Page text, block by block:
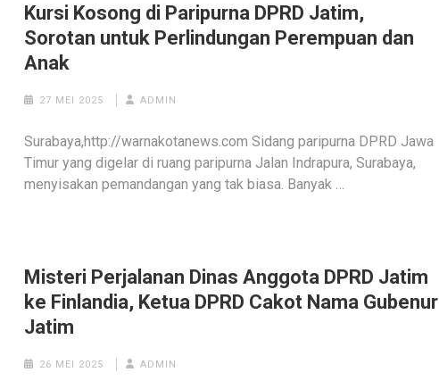
Kursi Kosong di Paripurna DPRD Jatim,
Sorotan untuk Perlindungan Perempuan dan
Anak
27 MEI 2025 ADMIN
Surabaya,http://warnakotanews.com Sidang paripurna DPRD Jawa
Timur yang digelar di ruang paripurna Jalan Indrapura, Surabaya,
menyisakan pemandangan yang tak biasa. Banyak …
Misteri Perjalanan Dinas Anggota DPRD Jatim
ke Finlandia, Ketua DPRD Cakot Nama Gubenur
Jatim
26 MEI 2025 ADMIN